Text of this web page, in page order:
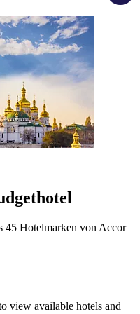
45 Hotelmarken von Accor
view available hotels and